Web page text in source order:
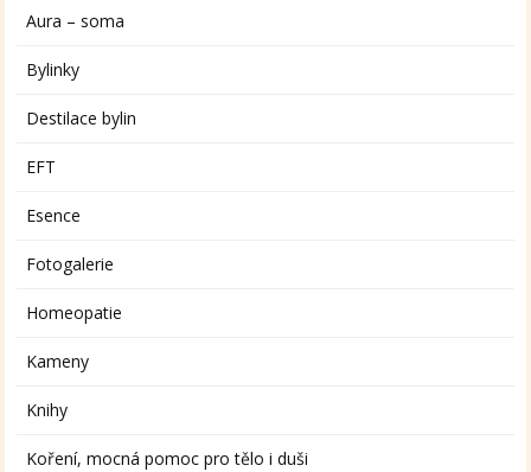
Aura – soma
Bylinky
Destilace bylin
EFT
Esence
Fotogalerie
Homeopatie
Kameny
Knihy
Koření, mocná pomoc pro tělo i duši